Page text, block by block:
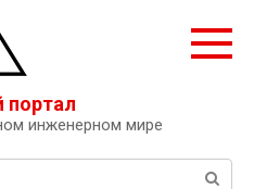
инженерном мире